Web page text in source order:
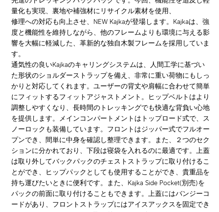
量化も実現、裏地や補強材にリサイクル素材を使用、
修理への対応も向上させ、NEW Kajkaが登場します。Kajkaは、強
度と機能性を維持しながら、他のフレームよりも環境に与える影
響を大幅に軽減した、革新的な独自木製フレームを採用していま
す。
通気性の良いKajkaのキャリングシステムは、人間工学に基づい
た形状のショルダーストラップを備え、非常に重い荷物にもしっ
かりと対応してくれます。ユーザーの背丈や肩幅に合わせて簡単
にフィットするフィットアジャストメント。ヒップベルトはより
調整しやすくなり、長時間のトレッキングでも快適な背負い心地
を提供します。メインコンパートメントはトップロード式で、ス
ノーロックも装備しています。フロントはジッパー式でフルオー
プンでき、間単に中身を確認し整理できます。また、２つのセク
ションに分かれており、下段は寝袋を入れるのに最適です。上蓋
は取り外してバックパックのチェストストラップに取り付けるこ
とができ、ヒップパックとしても使用することができ、貴重品を
持ち運びたいときに便利です。また、Kajka Side Pocket(別売)を
パックの前面に取り付けることもできます。上蓋にはバンジーコ
ードがあり、フロントストラップにはアイスアックスを固定でき